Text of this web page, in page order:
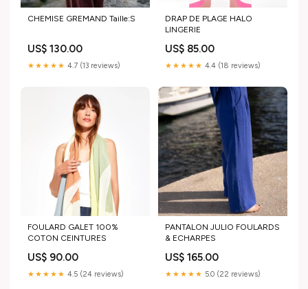
CHEMISE GREMAND Taille:S
US$ 130.00
★★★★★ 4.7 (13 reviews)
DRAP DE PLAGE HALO
LINGERIE
US$ 85.00
★★★★★ 4.4 (18 reviews)
FOULARD GALET 100%
COTON CEINTURES
US$ 90.00
★★★★★ 4.5 (24 reviews)
PANTALON JULIO FOULARDS
& ECHARPES
US$ 165.00
★★★★★ 5.0 (22 reviews)